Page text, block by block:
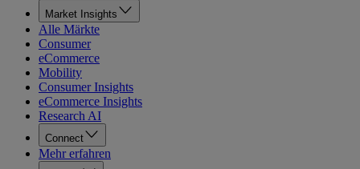
Market Insights
Alle Märkte
Consumer
eCommerce
Mobility
Consumer Insights
eCommerce Insights
Research AI
Connect
Mehr erfahren